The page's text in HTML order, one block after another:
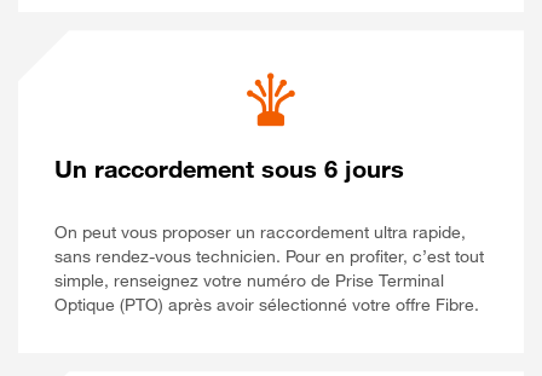
Un raccordement sous 6 jours
On peut vous proposer un raccordement ultra rapide,
sans rendez-vous technicien. Pour en profiter, c’est tout
simple, renseignez votre numéro de Prise Terminal
Optique (PTO) après avoir sélectionné votre offre Fibre.